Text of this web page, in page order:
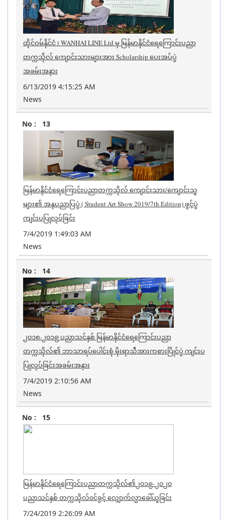
ထိုင်ဝမ်နိုင်ငံ ၊ WANHAI LINE Ltd မှ မြန်မာနိုင်ငံရေကြောင်းပညာ
တက္ကသိုလ် ကျောင်းသားများအား Scholarship ပေးအပ်ပွဲ
အခမ်းအနား
6/13/2019 4:15:25 AM
News
13
မြန်မာနိုင်ငံရေကြောင်းပညာတက္ကသိုလ် ကျောင်းသား/ကျောင်းသူ
များ၏ အနုပညာပြပွဲ ( Student Art Show 2019/7th Edition) ဖွင့်ပွဲ
ကျင်းပပြုလုပ်ခြင်း
7/4/2019 1:49:03 AM
News
14
၂၀၁၈-၂၀၁၉ ပညာသင်နှစ် မြန်မာနိုင်ငံရေကြောင်းပညာ
တက္ကသိုလ်၏ ဘာသာရပ်ပေါင်းစုံ မိုးရာသီအားကစားပြိုင်ပွဲ ကျင်းပ
ပြုလုပ်ခြင်းအခမ်းအနား
7/4/2019 2:10:56 AM
News
15
မြန်မာနိုင်ငံရေကြောင်းပညာတက္ကသိုလ်၏၂၀၁၉-၂၀၂၀
ပညာသင်နှစ် တက္ကသိုလ်၀င်ခွင့် လျှောက်လွှာခေါ်ယူခြင်း
7/24/2019 2:26:09 AM